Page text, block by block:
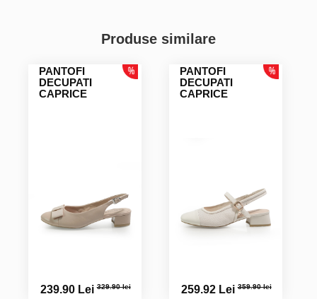
Produse similare
PANTOFI
DECUPATI
CAPRICE
239.90 Lei329.90 lei
PANTOFI
DECUPATI
CAPRICE
259.92 Lei359.90 lei